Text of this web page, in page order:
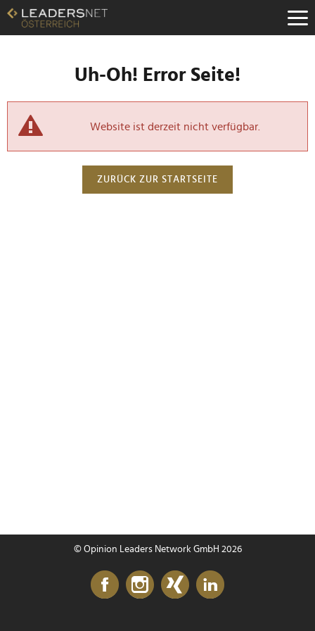
Uh-Oh! Error Seite!
Website ist derzeit nicht verfügbar.
ZURÜCK ZUR STARTSEITE
© Opinion Leaders Network GmbH 2026